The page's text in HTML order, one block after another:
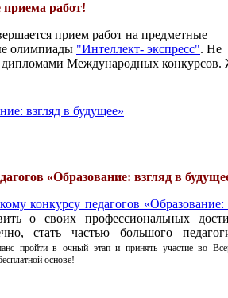
работ!
прием работ на предметные
олимпиады "Интеллект- экспресс". Не
дипломами Международных
взгляд в будущее»
«Образование: взгляд в
конкурсу педагогов «Образование:
о своих профессиональных
стать частью большого
пройти в очный этап и принять участие во
основе!